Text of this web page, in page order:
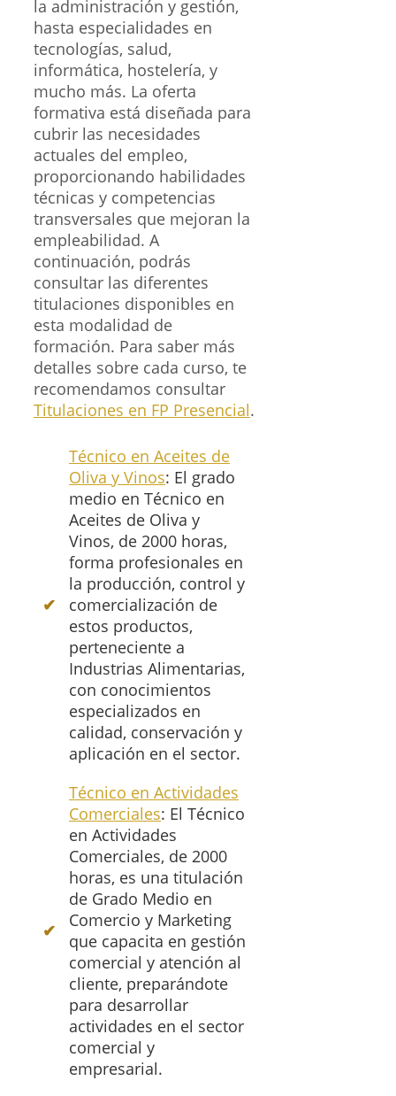
la administración y gestión,
hasta especialidades en
tecnologías, salud,
informática, hostelería, y
mucho más. La oferta
formativa está diseñada para
cubrir las necesidades
actuales del empleo,
proporcionando habilidades
técnicas y competencias
transversales que mejoran la
empleabilidad. A
continuación, podrás
consultar las diferentes
titulaciones disponibles en
esta modalidad de
formación. Para saber más
detalles sobre cada curso, te
recomendamos consultar
Titulaciones en FP Presencial.
Técnico en Aceites de
Oliva y Vinos: El grado
medio en Técnico en
Aceites de Oliva y
Vinos, de 2000 horas,
forma profesionales en
la producción, control y
comercialización de
estos productos,
perteneciente a
Industrias Alimentarias,
con conocimientos
especializados en
calidad, conservación y
aplicación en el sector.
Técnico en Actividades
Comerciales: El Técnico
en Actividades
Comerciales, de 2000
horas, es una titulación
de Grado Medio en
Comercio y Marketing
que capacita en gestión
comercial y atención al
cliente, preparándote
para desarrollar
actividades en el sector
comercial y
empresarial.